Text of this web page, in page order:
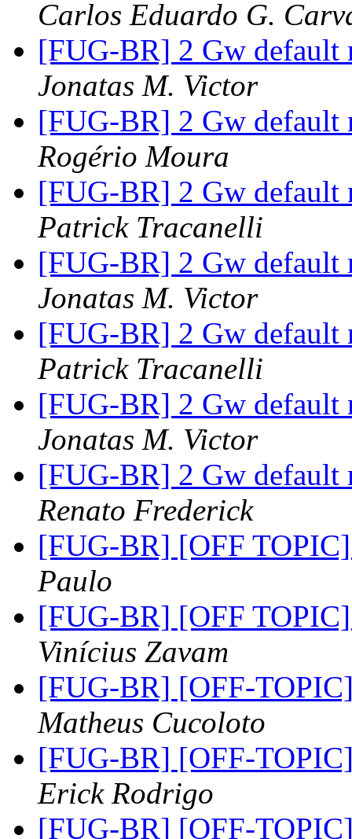
Carlos Eduardo G.
[FUG-BR] 2 Gw default
Jonatas M. Victor
[FUG-BR] 2 Gw default
Rogério Moura
[FUG-BR] 2 Gw default
Patrick Tracanelli
[FUG-BR] 2 Gw default
Jonatas M. Victor
[FUG-BR] 2 Gw default
Patrick Tracanelli
[FUG-BR] 2 Gw default
Jonatas M. Victor
[FUG-BR] 2 Gw default
Renato Frederick
[FUG-BR] [OFF
Paulo
[FUG-BR] [OFF
Vinícius Zavam
[FUG-BR] [OFF-
Matheus Cucoloto
[FUG-BR] [OFF-
Erick Rodrigo
[FUG-BR] [OFF-